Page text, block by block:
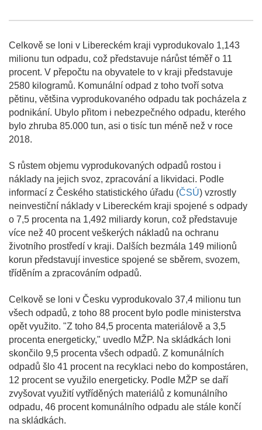
Celkově se loni v Libereckém kraji vyprodukovalo 1,143
milionu tun odpadu, což představuje nárůst téměř o 11
procent. V přepočtu na obyvatele to v kraji představuje
2580 kilogramů. Komunální odpad z toho tvoří sotva
pětinu, většina vyprodukovaného odpadu tak pocházela z
podnikání. Ubylo přitom i nebezpečného odpadu, kterého
bylo zhruba 85.000 tun, asi o tisíc tun méně než v roce
2018.
S růstem objemu vyprodukovaných odpadů rostou i
náklady na jejich svoz, zpracování a likvidaci. Podle
informací z Českého statistického úřadu (ČSÚ) vzrostly
neinvestiční náklady v Libereckém kraji spojené s odpady
o 7,5 procenta na 1,492 miliardy korun, což představuje
více než 40 procent veškerých nákladů na ochranu
životního prostředí v kraji. Dalších bezmála 149 milionů
korun představují investice spojené se sběrem, svozem,
tříděním a zpracováním odpadů.
Celkově se loni v Česku vyprodukovalo 37,4 milionu tun
všech odpadů, z toho 88 procent bylo podle ministerstva
opět využito. "Z toho 84,5 procenta materiálově a 3,5
procenta energeticky," uvedlo MŽP. Na skládkách loni
skončilo 9,5 procenta všech odpadů. Z komunálních
odpadů šlo 41 procent na recyklaci nebo do kompostáren,
12 procent se využilo energeticky. Podle MŽP se daří
zvyšovat využití vytříděných materiálů z komunálního
odpadu, 46 procent komunálního odpadu ale stále končí
na skládkách.